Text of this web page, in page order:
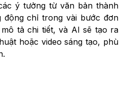
ý tưởng từ văn bản thành
động chỉ trong vài bước đơn
tả chi tiết, và AI sẽ tạo ra
hoặc video sáng tạo, phù